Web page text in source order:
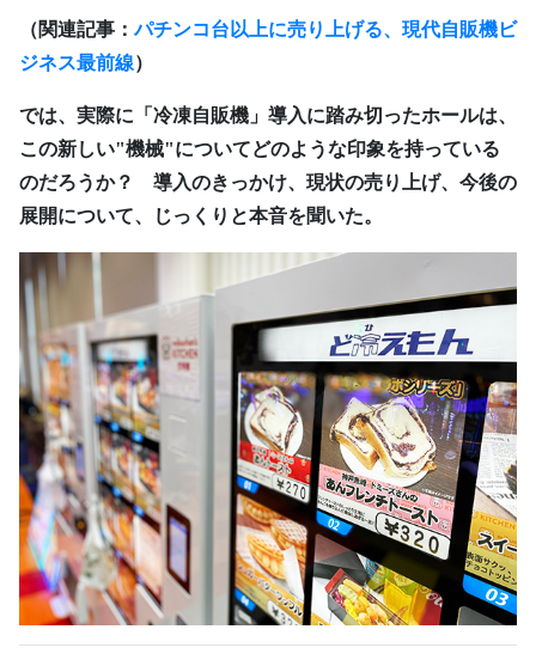
（関連記事：パチンコ台以上に売り上げる、現代自販機ビ
ジネス最前線）
では、実際に「冷凍自販機」導入に踏み切ったホールは、
この新しい"機械"についてどのような印象を持っている
のだろうか？ 導入のきっかけ、現状の売り上げ、今後の
展開について、じっくりと本音を聞いた。